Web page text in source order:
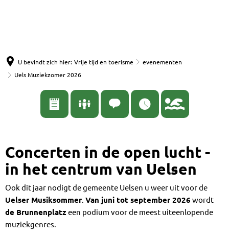
U bevindt zich hier: Vrije tijd en toerisme
evenementen
Uels Muziekzomer 2026
Concerten in de open lucht -
in het centrum van Uelsen
Ook dit jaar nodigt de gemeente Uelsen u weer uit voor de
Uelser Musiksommer Van juni tot september 2026 wordt
de Brunnenplatz een podium voor de meest uiteenlopende
muziekgenres.